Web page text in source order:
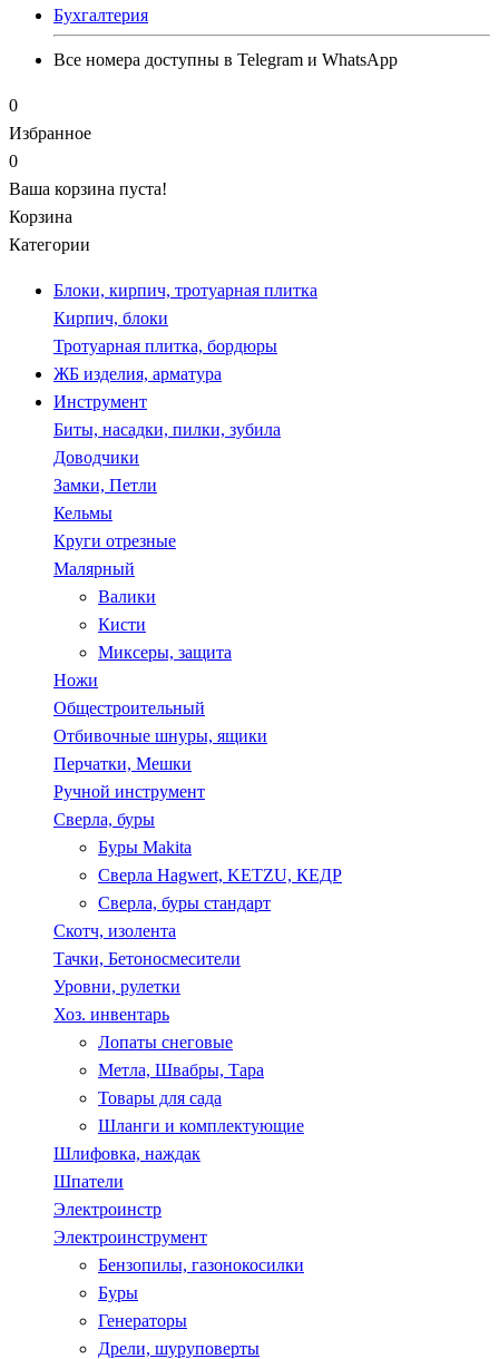
Бухгалтерия
Все номера доступны в Telegram и WhatsApp
0
Избранное
0
Ваша корзина пуста!
Корзина
Категории
Блоки, кирпич, тротуарная плитка
Кирпич, блоки
Тротуарная плитка, бордюры
ЖБ изделия, арматура
Инструмент
Биты, насадки, пилки, зубила
Доводчики
Замки, Петли
Кельмы
Круги отрезные
Малярный
Валики
Кисти
Миксеры, защита
Ножи
Общестроительный
Отбивочные шнуры, ящики
Перчатки, Мешки
Ручной инструмент
Сверла, буры
Буры Makita
Сверла Hagwert, KETZU, КЕДР
Сверла, буры стандарт
Скотч, изолента
Тачки, Бетоносмесители
Уровни, рулетки
Хоз. инвентарь
Лопаты снеговые
Метла, Швабры, Тара
Товары для сада
Шланги и комплектующие
Шлифовка, наждак
Шпатели
Электроинстр
Электроинструмент
Бензопилы, газонокосилки
Буры
Генераторы
Дрели, шуруповерты